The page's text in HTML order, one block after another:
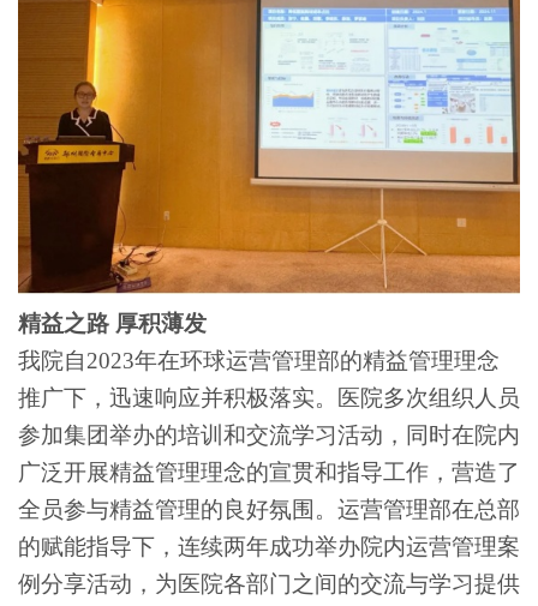
精益之路 厚积薄发
我院自2023年在环球运营管理部的精益管理理念
推广下，迅速响应并积极落实。医院多次组织人员
参加集团举办的培训和交流学习活动，同时在院内
广泛开展精益管理理念的宣贯和指导工作，营造了
全员参与精益管理的良好氛围。运营管理部在总部
的赋能指导下，连续两年成功举办院内运营管理案
例分享活动，为医院各部门之间的交流与学习提供